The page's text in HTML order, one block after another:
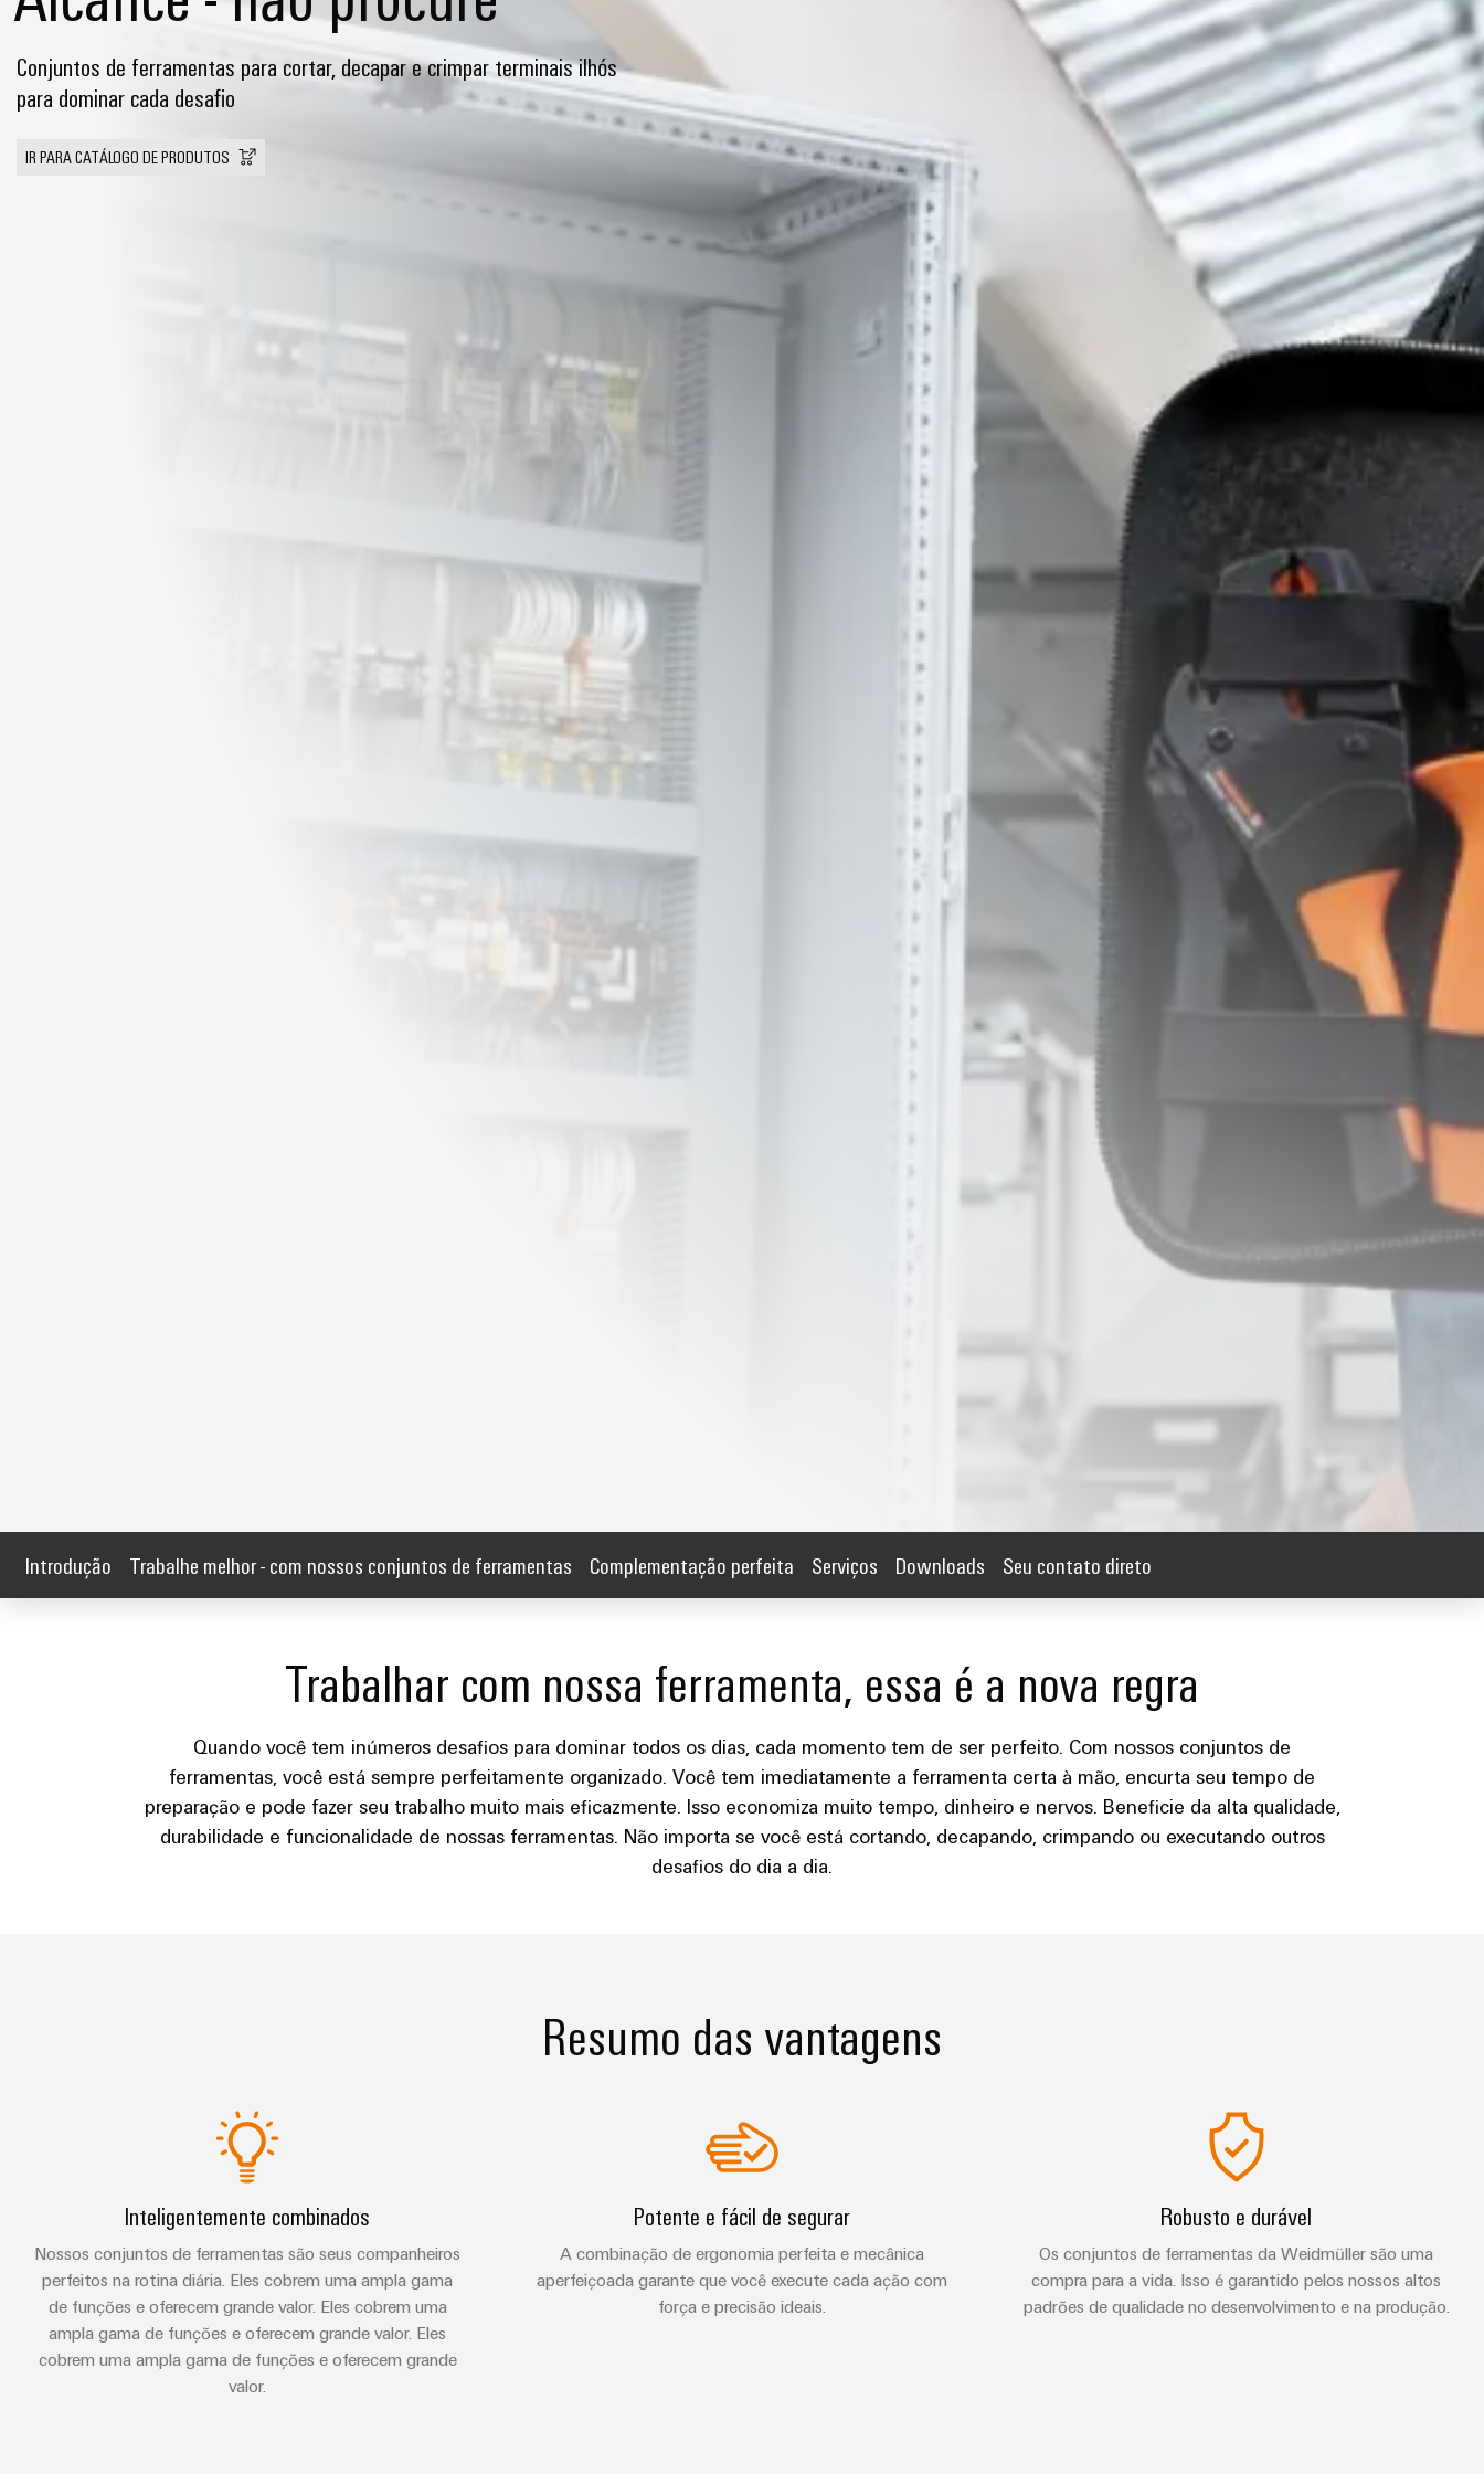
Conjuntos de ferramentas para cortar, decapar e crimpar terminais ilhós
para dominar cada desafio
IR PARA CATÁLOGO DE PRODUTOS
Introdução Trabalhe melhor - com nossos conjuntos de ferramentas Complementação perfeita Serviços Downloads Seu contato direto
Trabalhar com nossa ferramenta, essa é a nova regra
Quando você tem inúmeros desafios para dominar todos os dias, cada momento tem de ser perfeito. Com nossos conjuntos de
ferramentas, você está sempre perfeitamente organizado. Você tem imediatamente a ferramenta certa à mão, encurta seu tempo de
preparação e pode fazer seu trabalho muito mais eficazmente. Isso economiza muito tempo, dinheiro e nervos. Beneficie da alta qualidade,
durabilidade e funcionalidade de nossas ferramentas. Não importa se você está cortando, decapando, crimpando ou executando outros
desafios do dia a dia.
Resumo das vantagens
Inteligentemente combinados
Nossos conjuntos de ferramentas são seus companheiros
perfeitos na rotina diária. Eles cobrem uma ampla gama
de funções e oferecem grande valor. Eles cobrem uma
ampla gama de funções e oferecem grande valor. Eles
cobrem uma ampla gama de funções e oferecem grande
valor.
Potente e fácil de segurar
A combinação de ergonomia perfeita e mecânica
aperfeiçoada garante que você execute cada ação com
força e precisão ideais.
Robusto e durável
Os conjuntos de ferramentas da Weidmüller são uma
compra para a vida. Isso é garantido pelos nossos altos
padrões de qualidade no desenvolvimento e na produção.